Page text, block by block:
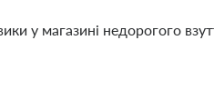
у магазині недорогого